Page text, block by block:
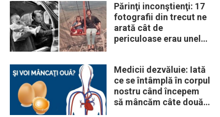
Părinţi inconştienţi: 17
fotografii din trecut ne
arată cât de
periculoase erau unele
Medicii dezvăluie: Iată
ce se întâmplă în corpul
nostru când începem
să mâncăm câte două